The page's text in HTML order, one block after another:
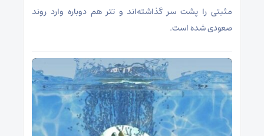
مثبتی را پشت سر گذاشته‌اند و تتر هم دوباره وارد روند
صعودی شده است.